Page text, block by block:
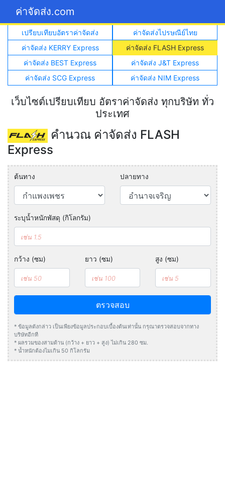
ค่าจัดส่ง.com
เปรียบเทียบอัตราค่าจัดส่ง
ค่าจัดส่งไปรษณีย์ไทย
ค่าจัดส่ง KERRY Express
ค่าจัดส่ง FLASH Express
ค่าจัดส่ง BEST Express
ค่าจัดส่ง J&T Express
ค่าจัดส่ง SCG Express
ค่าจัดส่ง NIM Express
เว็บไซต์เปรียบเทียบ อัตราค่าจัดส่ง ทุกบริษัท ทั่ว
ประเทศ
คำนวณ ค่าจัดส่ง FLASH
Express
ต้นทาง ปลายทาง
ระบุน้ำหนักพัสดุ (กิโลกรัม)
กว้าง (ซม) ยาว (ซม) สูง (ซม)
ตรวจสอบ
* ข้อมูลดังกล่าว เป็นเพียงข้อมูลประกอบเบื้องต้นเท่านั้น กรุณาตรวจสอบจากทาง
บริษัทอีกที
* ผลรวมของสามด้าน (กว้าง + ยาว + สูง) ไม่เกิน 280 ซม.
* น้ำหนักต้องไมเกิน 50 กิโลกรัม